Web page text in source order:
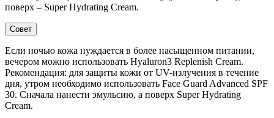
поверх – Super Hydrating Cream.
Совет
Если ночью кожа нуждается в более насыщенном питании,
вечером можно использовать Hyaluron3 Replenish Cream.
Рекомендация: для защиты кожи от UV-излучения в течение
дня, утром необходимо использовать Face Guard Advanced SPF
30. Сначала нанести эмульсию, а поверх Super Hydrating
Cream.